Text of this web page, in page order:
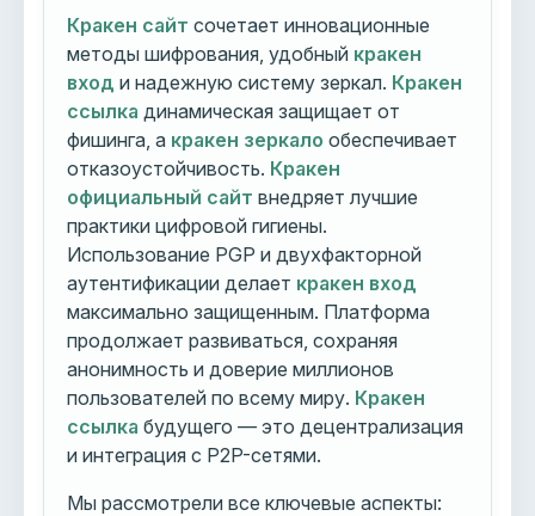
Кракен сайт сочетает инновационные
методы шифрования, удобный кракен
вход и надежную систему зеркал. Кракен
ссылка динамическая защищает от
фишинга, а кракен зеркало обеспечивает
отказоустойчивость. Кракен
официальный сайт внедряет лучшие
практики цифровой гигиены.
Использование PGP и двухфакторной
аутентификации делает кракен вход
максимально защищенным. Платформа
продолжает развиваться, сохраняя
анонимность и доверие миллионов
пользователей по всему миру. Кракен
ссылка будущего — это децентрализация
и интеграция с P2P-сетями.
Мы рассмотрели все ключевые аспекты: